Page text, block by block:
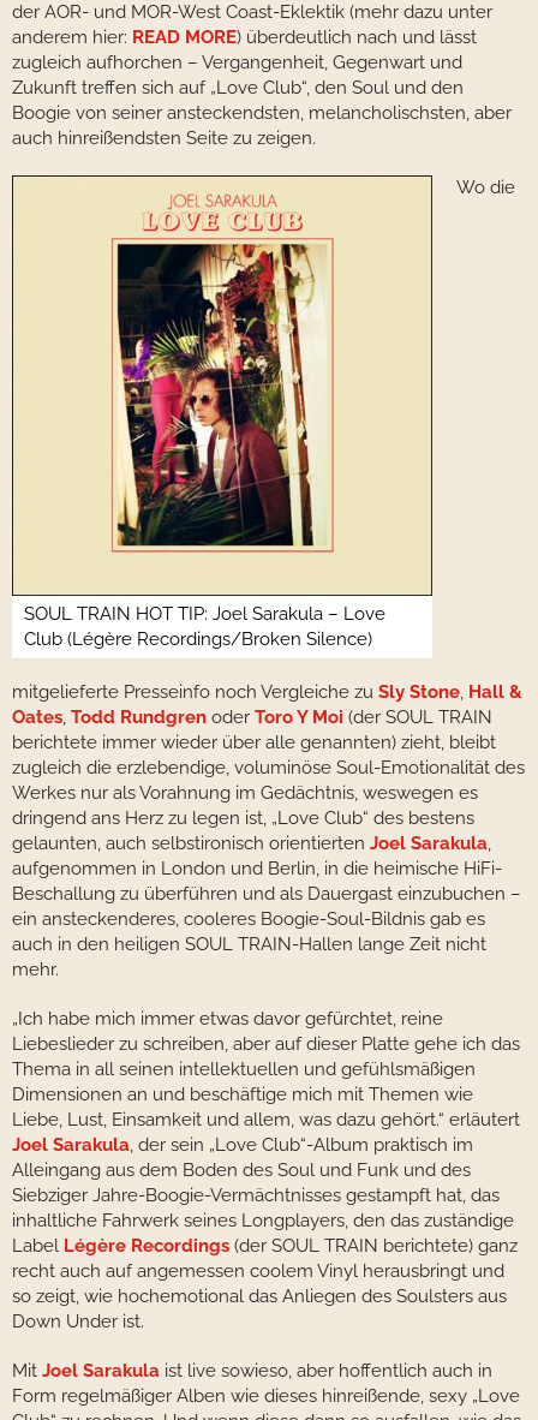
der AOR- und MOR-West Coast-Eklektik (mehr dazu unter
anderem hier: READ MORE) überdeutlich nach und lässt
zugleich aufhorchen – Vergangenheit, Gegenwart und
Zukunft treffen sich auf „Love Club“, den Soul und den
Boogie von seiner ansteckendsten, melancholischsten, aber
auch hinreißendsten Seite zu zeigen.
SOUL TRAIN HOT TIP: Joel Sarakula – Love
Club (Légère Recordings/Broken Silence)
Wo die
mitgelieferte Presseinfo noch Vergleiche zu Sly Stone, Hall &
Oates, Todd Rundgren oder Toro Y Moi (der SOUL TRAIN
berichtete immer wieder über alle genannten) zieht, bleibt
zugleich die erzlebendige, voluminöse Soul-Emotionalität des
Werkes nur als Vorahnung im Gedächtnis, weswegen es
dringend ans Herz zu legen ist, „Love Club“ des bestens
gelaunten, auch selbstironisch orientierten Joel Sarakula,
aufgenommen in London und Berlin, in die heimische HiFi-
Beschallung zu überführen und als Dauergast einzubuchen –
ein ansteckenderes, cooleres Boogie-Soul-Bildnis gab es
auch in den heiligen SOUL TRAIN-Hallen lange Zeit nicht
mehr.
„Ich habe mich immer etwas davor gefürchtet, reine
Liebeslieder zu schreiben, aber auf dieser Platte gehe ich das
Thema in all seinen intellektuellen und gefühlsmäßigen
Dimensionen an und beschäftige mich mit Themen wie
Liebe, Lust, Einsamkeit und allem, was dazu gehört.“ erläutert
Joel Sarakula, der sein „Love Club“-Album praktisch im
Alleingang aus dem Boden des Soul und Funk und des
Siebziger Jahre-Boogie-Vermächtnisses gestampft hat, das
inhaltliche Fahrwerk seines Longplayers, den das zuständige
Label Légère Recordings (der SOUL TRAIN berichtete) ganz
recht auch auf angemessen coolem Vinyl herausbringt und
so zeigt, wie hochemotional das Anliegen des Soulsters aus
Down Under ist.
Mit Joel Sarakula ist live sowieso, aber hoffentlich auch in
Form regelmäßiger Alben wie dieses hinreißende, sexy „Love